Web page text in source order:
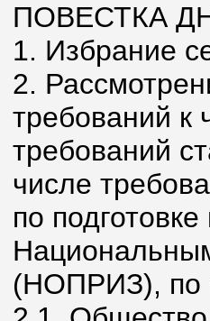
ПОВЕСТКА
1. Избрание
2.
требований к
требований
числе
по
(НОПРИЗ), по